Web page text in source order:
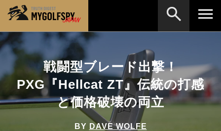
戦闘型ブレード出撃！
PXG『Hellcat ZT』伝統の打感
と価格破壊の両立
BY DAVE WOLFE
MOST WANTED
NEW RELEASES 新製品情報
HOW TO ゴルフ上達・実践テクニック
テスト・データ検証
※メーカー名やクラブ名など、検索したい事柄を入
力してください。
検索